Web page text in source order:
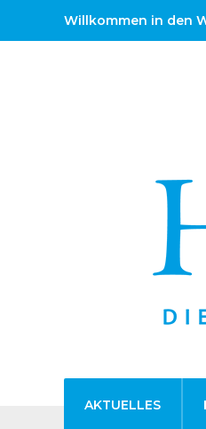
Willkommen in den
AKTUELLES